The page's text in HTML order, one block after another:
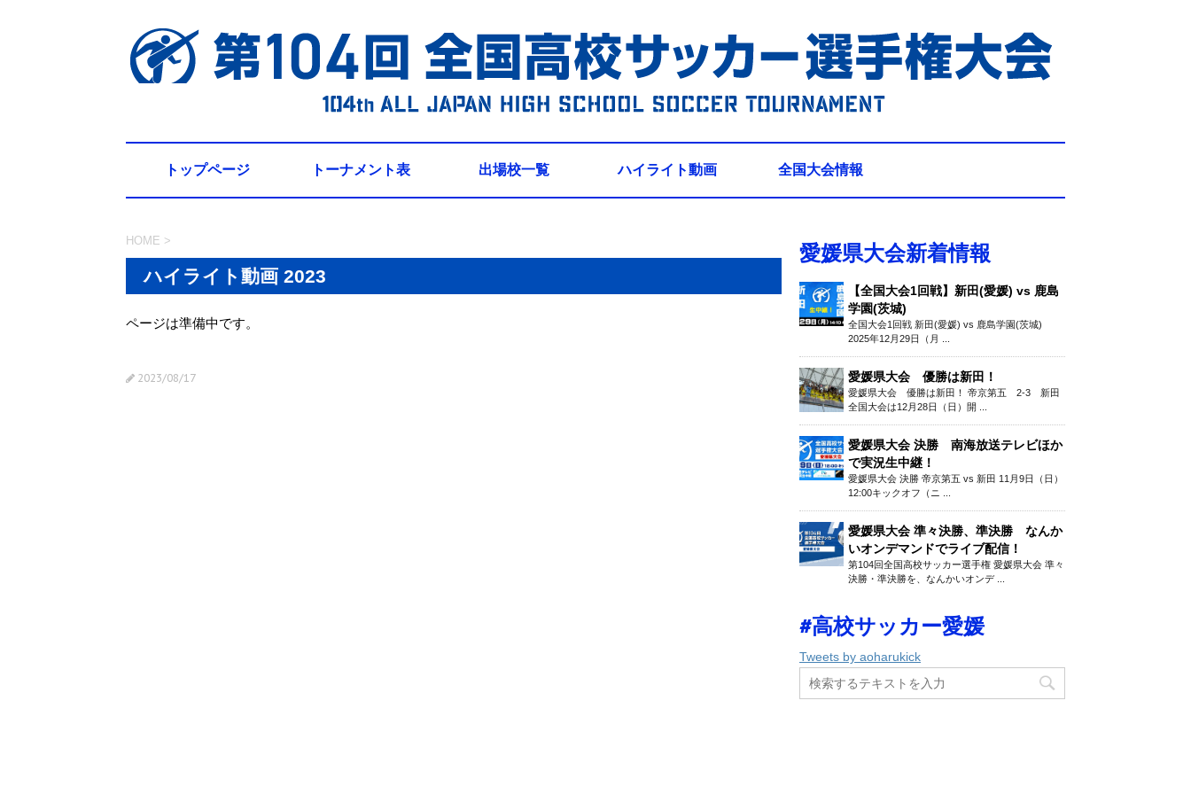
トップページ トーナメント表 出場校一覧 ハイライト動画 全国大会情報
HOME >
ハイライト動画 2023
ページは準備中です。
2023/08/17
愛媛県大会新着情報
【全国大会1回戦】新田(愛媛) vs 鹿島
学園(茨城)
全国大会1回戦 新田(愛媛) vs 鹿島学園(茨城)
2025年12月29日（月 ...
愛媛県大会 優勝は新田！
愛媛県大会 優勝は新田！ 帝京第五 2-3 新田
全国大会は12月28日（日）開 ...
愛媛県大会 決勝 南海放送テレビほか
で実況生中継！
愛媛県大会 決勝 帝京第五 vs 新田 11月9日（日）
12:00キックオフ（ニ ...
愛媛県大会 準々決勝、準決勝 なんか
いオンデマンドでライブ配信！
第104回全国高校サッカー選手権 愛媛県大会 準々
決勝・準決勝を、なんかいオンデ ...
#高校サッカー愛媛
Tweets by aoharukick